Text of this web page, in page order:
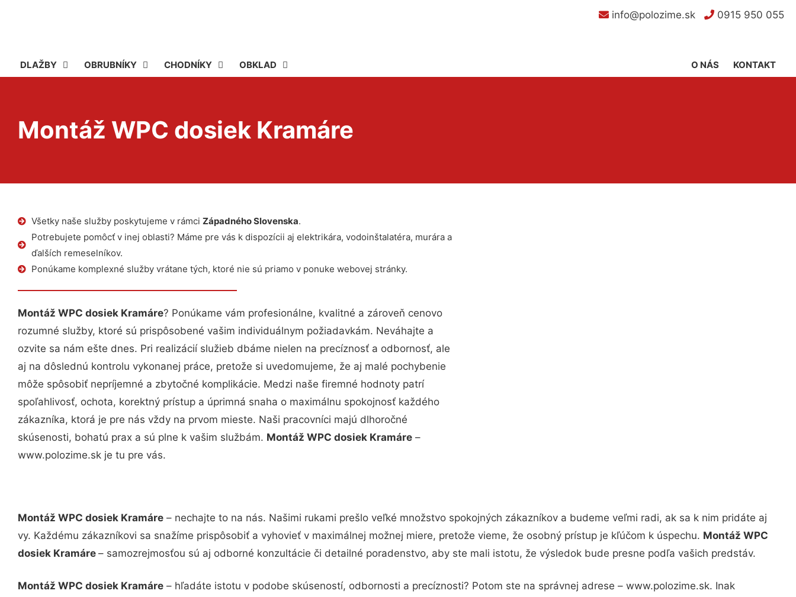
info@polozime.sk 0915 950 055
DLAŽBY OBRUBNÍKY CHODNÍKY OBKLAD KONTAKT
O NÁS
Montáž WPC dosiek Kramáre
Všetky naše služby poskytujeme v rámci Západného Slovenska.
Potrebujete pomôcť v inej oblasti? Máme pre vás k dispozícii aj elektrikára, vodoinštalatéra, murára a
ďalších remeselníkov.
Ponúkame komplexné služby vrátane tých, ktoré nie sú priamo v ponuke webovej stránky.
Montáž WPC dosiek Kramáre? Ponúkame vám profesionálne, kvalitné a zároveň cenovo
rozumné služby, ktoré sú prispôsobené vašim individuálnym požiadavkám. Neváhajte a
ozvite sa nám ešte dnes. Pri realizácií služieb dbáme nielen na precíznosť a odbornosť, ale
aj na dôslednú kontrolu vykonanej práce, pretože si uvedomujeme, že aj malé pochybenie
môže spôsobiť nepríjemné a zbytočné komplikácie. Medzi naše firemné hodnoty patrí
spoľahlivosť, ochota, korektný prístup a úprimná snaha o maximálnu spokojnosť každého
zákazníka, ktorá je pre nás vždy na prvom mieste. Naši pracovníci majú dlhoročné
skúsenosti, bohatú prax a sú plne k vašim službám. Montáž WPC dosiek Kramáre –
www.polozime.sk je tu pre vás.
Montáž WPC dosiek Kramáre – nechajte to na nás. Našimi rukami prešlo veľké množstvo spokojných zákazníkov a budeme veľmi radi, ak sa k nim pridáte aj
vy. Každému zákazníkovi sa snažíme prispôsobiť a vyhovieť v maximálnej možnej miere, pretože vieme, že osobný prístup je kľúčom k úspechu. Montáž WPC
dosiek Kramáre – samozrejmosťou sú aj odborné konzultácie či detailné poradenstvo, aby ste mali istotu, že výsledok bude presne podľa vašich predstáv.
Montáž WPC dosiek Kramáre – hľadáte istotu v podobe skúseností, odbornosti a precíznosti? Potom ste na správnej adrese – www.polozime.sk. Inak